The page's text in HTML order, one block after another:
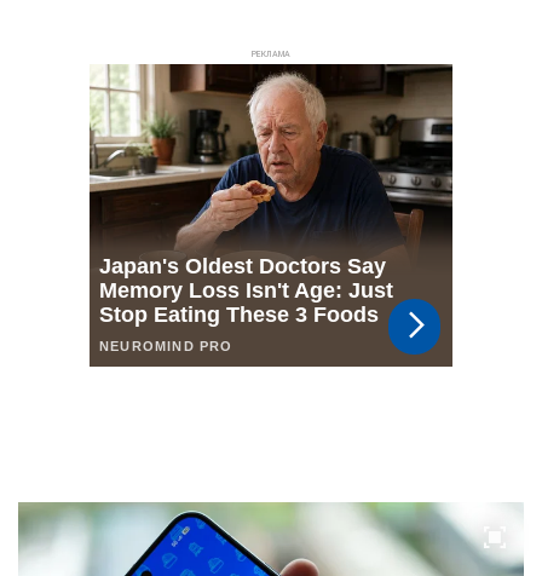
РЕКЛАМА